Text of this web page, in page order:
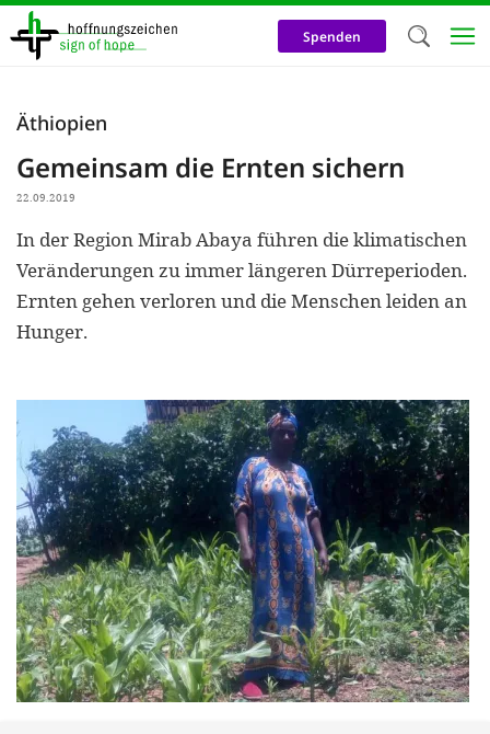
Direkt
zum
Inhalt
Spenden
Äthiopien
Gemeinsam die Ernten sichern
22.09.2019
In der Region Mirab Abaya führen die klimatischen
Veränderungen zu immer längeren Dürreperioden.
Ernten gehen verloren und die Menschen leiden an
Hunger.
nutzen
helfen
Online-
und
unsere